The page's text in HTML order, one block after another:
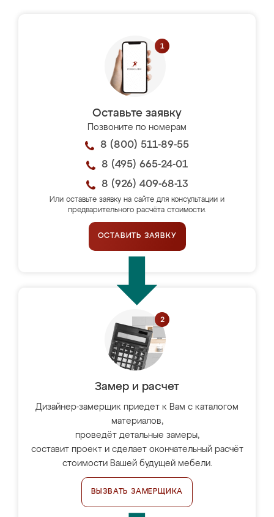
Оставьте заявку
Позвоните по номерам
8 (800) 511-89-55
8 (495) 665-24-01
8 (926) 409-68-13
Или оставьте заявку на сайте для консультации и
предварительного расчёта стоимости.
ОСТАВИТЬ ЗАЯВКУ
Замер и расчет
Дизайнер-замерщик приедет к Вам с каталогом
материалов,
проведёт детальные замеры,
составит проект и сделает окончательный расчёт
стоимости Вашей будущей мебели.
ВЫЗВАТЬ ЗАМЕРЩИКА